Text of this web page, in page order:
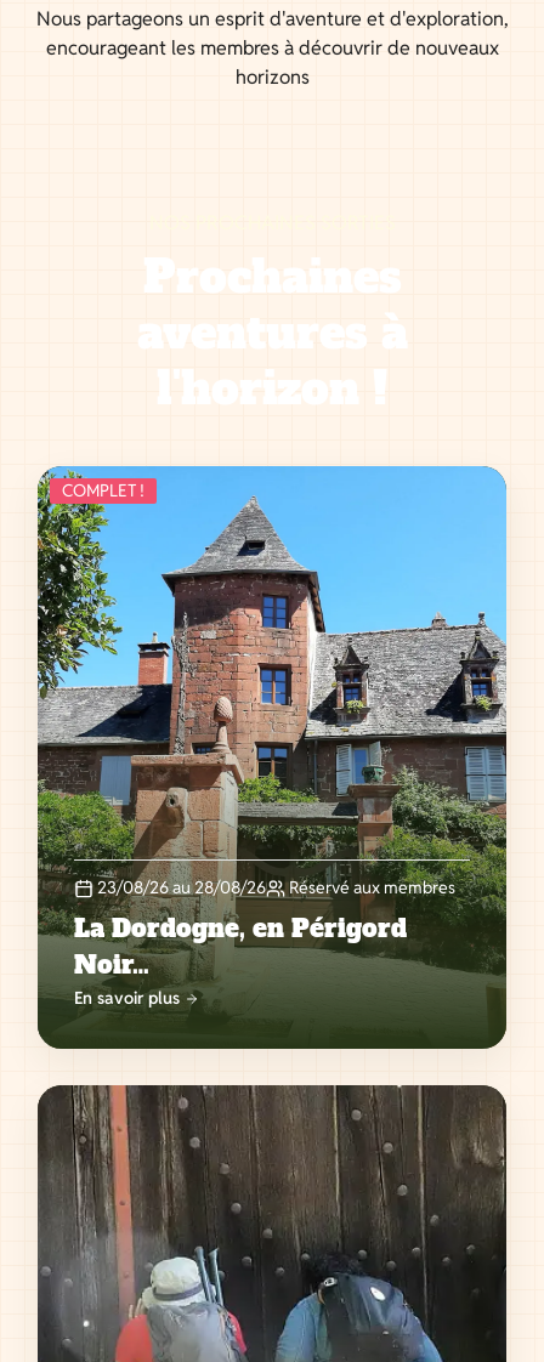
Nous partageons un esprit d'aventure et d'exploration,
encourageant les membres à découvrir de nouveaux
horizons
Prochaines
aventures à
l'horizon !
COMPLET !
23/08/26 au 28/08/26 Réservé aux membres
La Dordogne, en Périgord
Noir…
En savoir plus